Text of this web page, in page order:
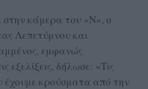
κάμερα του «Ν», ο
Λεπετύμνου και
εμφανώς
εξελίξεις, δήλωσε: «Τις
έχουμε κρούσματα από την